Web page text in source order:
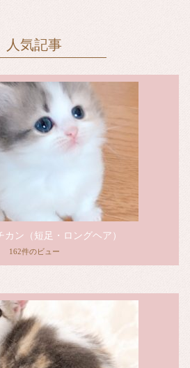
人気記事
カン（短足・ロングヘア）
162件のビュー